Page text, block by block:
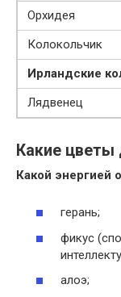
Орхидея
Колокольчик
Ирландские
Лядвенец
Какие цветы
Какой энергией
герань;
фикус
алоэ;